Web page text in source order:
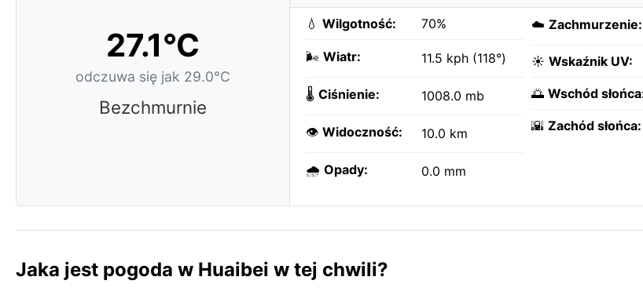
27.1°C
odczuwa się jak 29.0°C
Bezchmurnie
💧 Wilgotność: 70%
🌬️ Wiatr: 11.5 kph (118°)
🌡️ Ciśnienie: 1008.0 mb
👁️ Widoczność: 10.0 km
🌧️ Opady: 0.0 mm
☁️ Zachmurzenie:
☀️ Wskaźnik UV:
🌅 Wschód
🌇 Zachód słońca:
Jaka jest pogoda w Huaibei w tej chwili?